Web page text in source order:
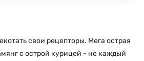
свои рецепторы. Мега острая
с острой курицей - не каждый